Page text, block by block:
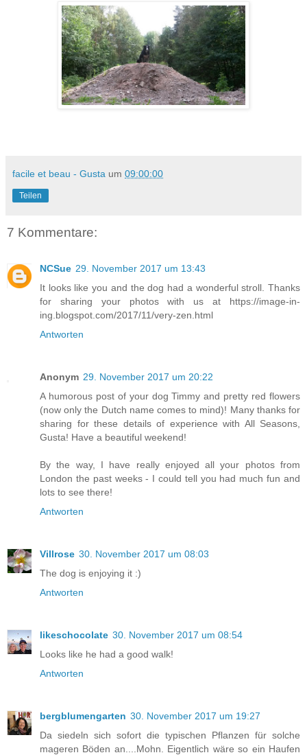
facile et beau - Gusta um 09:00:00
Teilen
7 Kommentare:
NCSue 29. November 2017 um 13:43
It looks like you and the dog had a wonderful stroll. Thanks
for sharing your photos with us at https://image-in-
ing.blogspot.com/2017/11/very-zen.html
Antworten
Anonym 29. November 2017 um 20:22
A humorous post of your dog Timmy and pretty red flowers
(now only the Dutch name comes to mind)! Many thanks for
sharing for these details of experience with All Seasons,
Gusta! Have a beautiful weekend!
By the way, I have really enjoyed all your photos from
London the past weeks - I could tell you had much fun and
lots to see there!
Antworten
Villrose 30. November 2017 um 08:03
The dog is enjoying it :)
Antworten
likeschocolate 30. November 2017 um 08:54
Looks like he had a good walk!
Antworten
bergblumengarten 30. November 2017 um 19:27
Da siedeln sich sofort die typischen Pflanzen für solche
mageren Böden an....Mohn. Eigentlich wäre so ein Haufen